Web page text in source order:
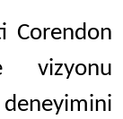
Corendon
vizyonu